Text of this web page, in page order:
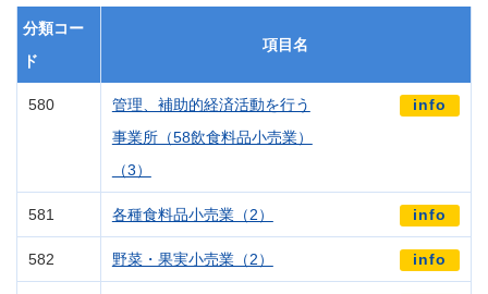
分類コー
ド
項目名
580
管理、補助的経済活動を行う
事業所（58飲食料品小売業）
（3）
info
581 各種食料品小売業（2） info
582 野菜・果実小売業（2） info